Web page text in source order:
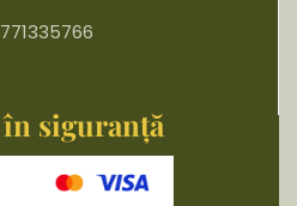
în siguranță